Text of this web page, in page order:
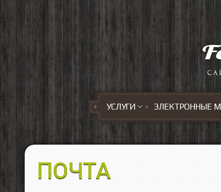
Перейти к основному содержанию
УСЛУГИ ЭЛЕКТРОННЫЕ
ПОЧТА